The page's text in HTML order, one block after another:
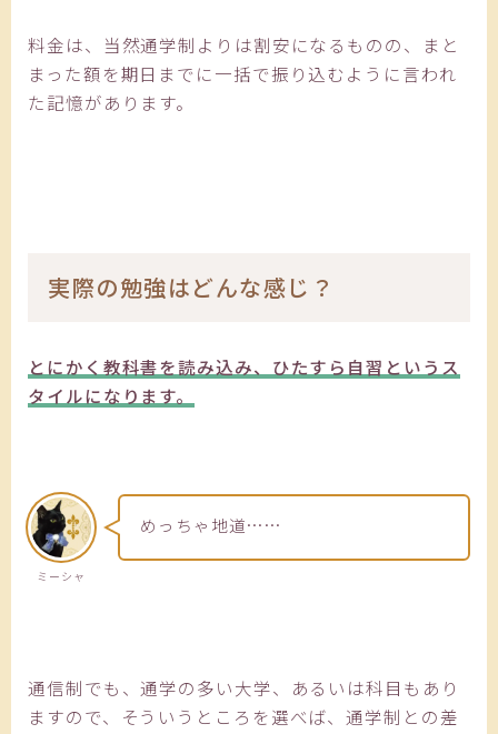
料金は、当然通学制よりは割安になるものの、まと
まった額を期日までに一括で振り込むように言われ
た記憶があります。
実際の勉強はどんな感じ？
とにかく教科書を読み込み、ひたすら自習というス
タイルになります。
ミーシャ
めっちゃ地道……
通信制でも、通学の多い大学、あるいは科目もあり
ますので、そういうところを選べば、通学制との差